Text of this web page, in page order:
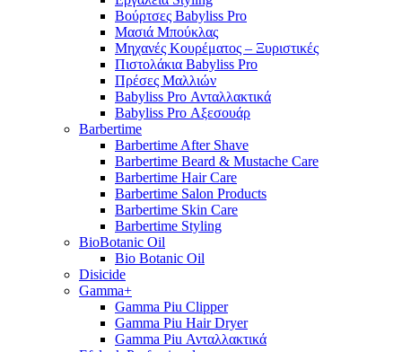
Βούρτσες Babyliss Pro
Μασιά Μπούκλας
Μηχανές Κουρέματος – Ξυριστικές
Πιστολάκια Babyliss Pro
Πρέσες Μαλλιών
Babyliss Pro Ανταλλακτικά
Babyliss Pro Αξεσουάρ
Barbertime
Barbertime After Shave
Barbertime Beard & Mustache Care
Barbertime Hair Care
Barbertime Salon Products
Barbertime Skin Care
Barbertime Styling
BioBotanic Oil
Bio Botanic Oil
Disicide
Gamma+
Gamma Piu Clipper
Gamma Piu Hair Dryer
Gamma Piu Ανταλλακτικά